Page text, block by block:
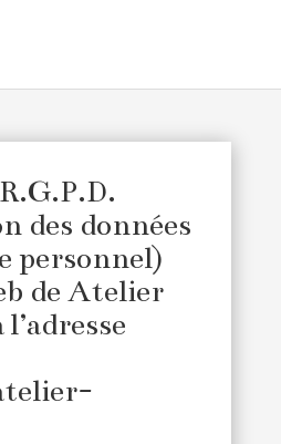
des données
personnel)
de Atelier